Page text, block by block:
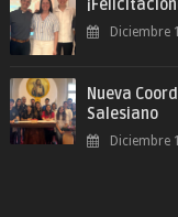
Diciembre
Nueva
Salesiano
Diciembre